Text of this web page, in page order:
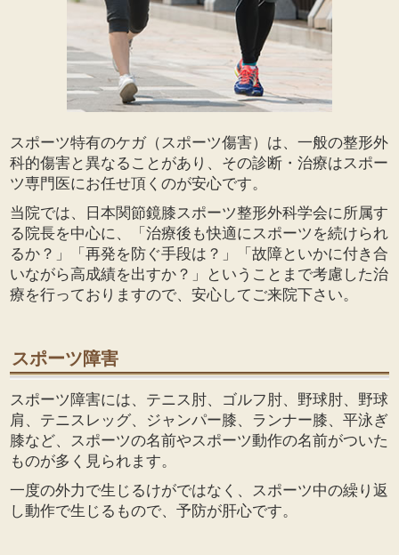
湿潤療法
火傷・熱傷の治療
リウマチの治療
スポーツ特有のケガ（スポーツ傷害）は、一般の整形外
科的傷害と異なることがあり、その診断・治療はスポー
ツ専門医にお任せ頂くのが安心です。
当院では、日本関節鏡膝スポーツ整形外科学会に所属す
る院長を中心に、「治療後も快適にスポーツを続けられ
るか？」「再発を防ぐ手段は？」「故障といかに付き合
いながら高成績を出すか？」ということまで考慮した治
療を行っておりますので、安心してご来院下さい。
スポーツ障害
スポーツ障害には、テニス肘、ゴルフ肘、野球肘、野球
肩、テニスレッグ、ジャンパー膝、ランナー膝、平泳ぎ
膝など、スポーツの名前やスポーツ動作の名前がついた
ものが多く見られます。
一度の外力で生じるけがではなく、スポーツ中の繰り返
し動作で生じるもので、予防が肝心です。